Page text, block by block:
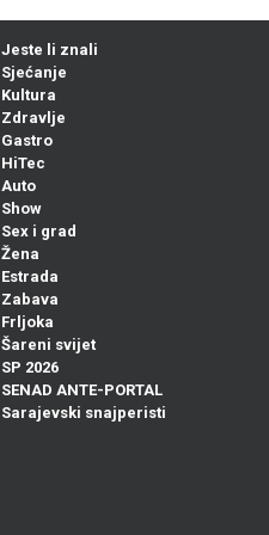
Jeste li znali
Sjećanje
Kultura
Zdravlje
Gastro
HiTec
Auto
Show
Sex i grad
Žena
Estrada
Zabava
Frljoka
Šareni svijet
SP 2026
SENAD ANTE-PORTAL
Sarajevski snajperisti